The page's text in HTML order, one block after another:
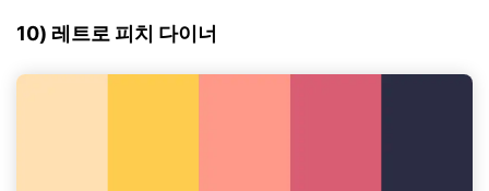
10) 레트로 피치 다이너